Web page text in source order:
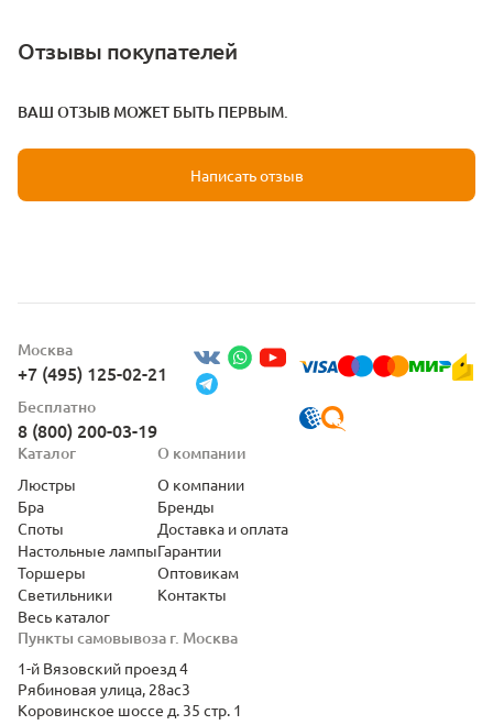
Отзывы покупателей
ВАШ ОТЗЫВ МОЖЕТ БЫТЬ ПЕРВЫМ.
Написать отзыв
Москва
+7 (495) 125-02-21
Бесплатно
8 (800) 200-03-19
Пункты самовывоза г. Москва
1-й Вязовский проезд 4
Рябиновая улица, 28ас3
Коровинское шоссе д. 35 стр. 1
Каталог
Люстры
Бра
Споты
Настольные лампы
Торшеры
Светильники
Весь каталог
О компании
О компании
Бренды
Доставка и оплата
Гарантии
Оптовикам
Контакты